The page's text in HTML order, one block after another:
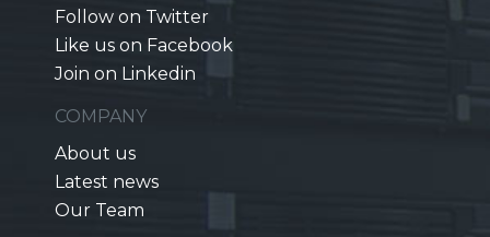
Follow on Twitter
Like us on Facebook
Join on Linkedin
COMPANY
About us
Latest news
Our Team